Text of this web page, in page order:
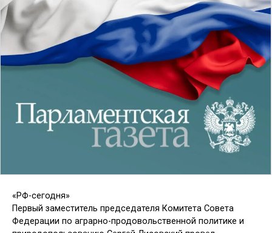
«РФ-сегодня»
Первый заместитель председателя Комитета Совета
Федерации по аграрно-продовольственной политике и